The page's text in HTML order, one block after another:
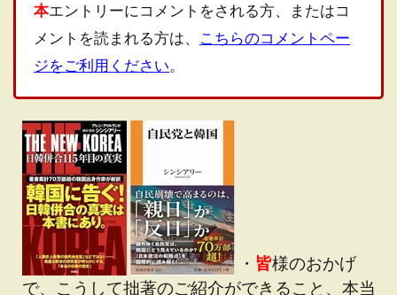
本エントリーにコメントをされる方、またはコ
メントを読まれる方は、 こちらのコメントペー
ジをご利用ください。
・ 皆様のおかげ
で、こうして拙著のご紹介ができること、本当